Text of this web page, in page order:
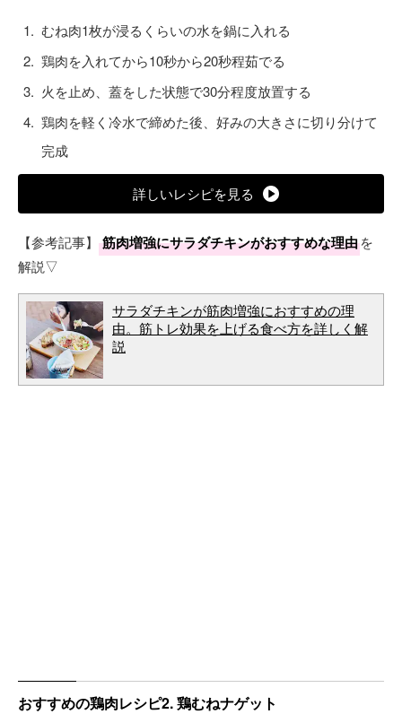
むね肉1枚が浸るくらいの水を鍋に入れる
鶏肉を入れてから10秒から20秒程茹でる
火を止め、蓋をした状態で30分程度放置する
鶏肉を軽く冷水で締めた後、好みの大きさに切り分けて
完成
詳しいレシピを見る
【参考記事】 筋肉増強にサラダチキンがおすすめな理由を
解説▽
サラダチキンが筋肉増強におすすめの理
由。筋トレ効果を上げる食べ方を詳しく解
説
おすすめの鶏肉レシピ2. 鶏むねナゲット